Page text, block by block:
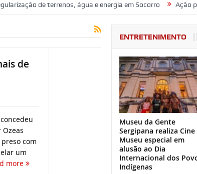
terrenos, água e energia em Socorro Ação policial
de
com
um
more
ENTRETENIMENTO
Museu da Gente
Sergipana realiza Cine
Museu especial em
alusão ao Dia
Internacional dos
Indígenas